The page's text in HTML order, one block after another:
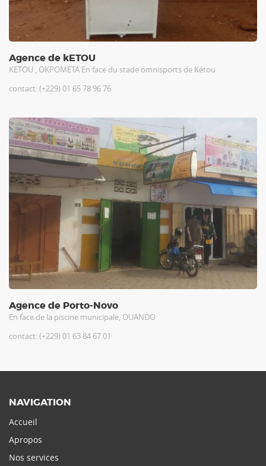
Agence de kETOU
KETOU , OKPOMETA En face du stade omnisports de Kétou
contact: (+229) 01 65 78 96 76
Agence de Porto-Novo
En face de la piscine municipale, OUANDO
contact: (+229) 01 63 84 67 01
NAVIGATION
Accueil
Apropos
Nos services